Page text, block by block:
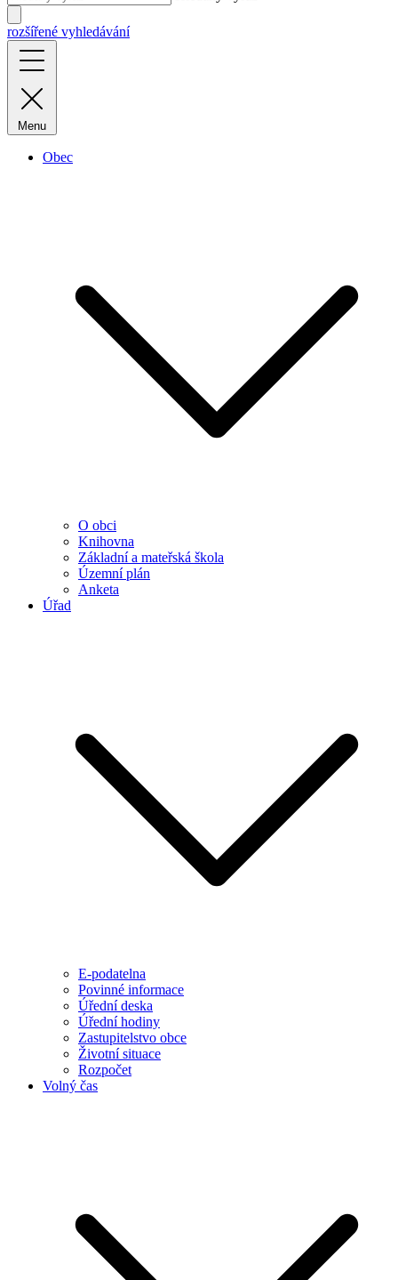
rozšířené vyhledávání
Menu
Obec
O obci
Knihovna
Základní a mateřská škola
Územní plán
Anketa
Úřad
E-podatelna
Povinné informace
Úřední deska
Úřední hodiny
Zastupitelstvo obce
Životní situace
Rozpočet
Volný čas